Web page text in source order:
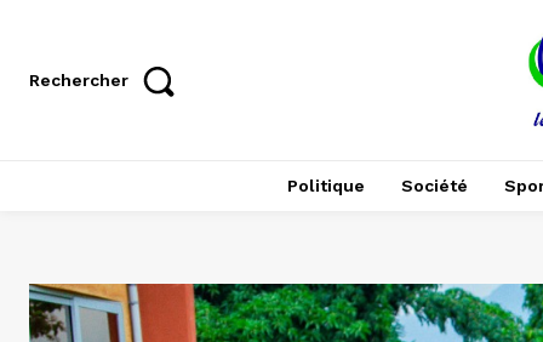
Rechercher
Politique Société